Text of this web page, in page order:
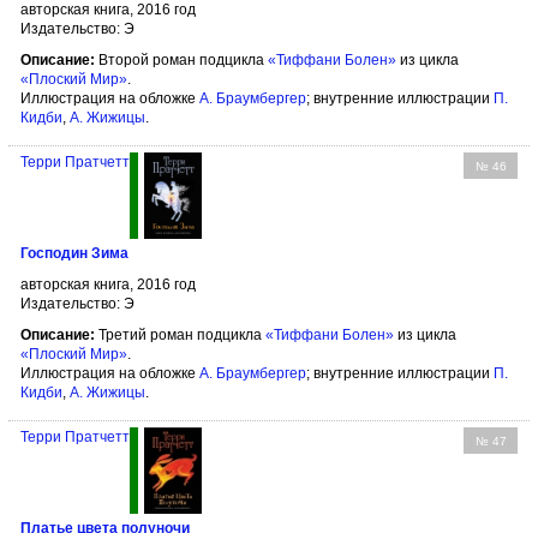
авторская книга, 2016 год
Издательство: Э
Описание: Второй роман подцикла «Тиффани Болен» из цикла
«Плоский Мир».
Иллюстрация на обложке А. Браумбергер; внутренние иллюстрации П.
Кидби, А. Жижицы.
№ 46
Терри Пратчетт
Господин Зима
авторская книга, 2016 год
Издательство: Э
Описание: Третий роман подцикла «Тиффани Болен» из цикла
«Плоский Мир».
Иллюстрация на обложке А. Браумбергер; внутренние иллюстрации П.
Кидби, А. Жижицы.
№ 47
Терри Пратчетт
Платье цвета полуночи